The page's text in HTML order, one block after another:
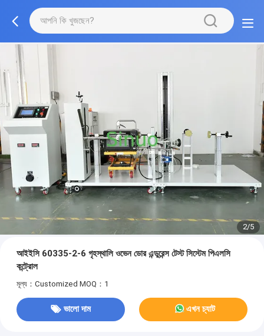
2/5
আইইসি 60335-2-6 গৃহস্থালি ওভেন ডোর এন্ডুরেন্স টেস্ট সিস্টেম পিএলসি
কন্ট্রোল
মূল্য：Customized MOQ：1
ভালো দাম এখন চ্যাট